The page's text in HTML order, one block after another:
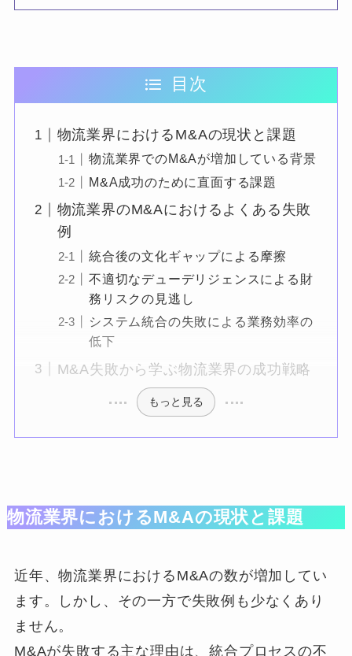
目次
物流業界におけるM&Aの現状と課題
物流業界でのM&Aが増加している背景
M&A成功のために直面する課題
物流業界のM&Aにおけるよくある失敗
例
統合後の文化ギャップによる摩擦
不適切なデューデリジェンスによる財
務リスクの見逃し
システム統合の失敗による業務効率の
低下
M&A失敗から学ぶ物流業界の成功戦略
もっと見る
物流業界におけるM&Aの現状と課題
近年、物流業界におけるM&Aの数が増加してい
ます。しかし、その一方で失敗例も少なくあり
ません。
M&Aが失敗する主な理由は、統合プロセスの不